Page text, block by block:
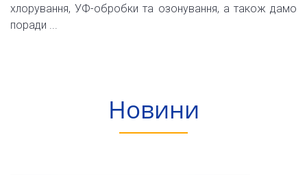
хлорування, УФ-обробки та озонування, а також дамо
поради ...
Новини